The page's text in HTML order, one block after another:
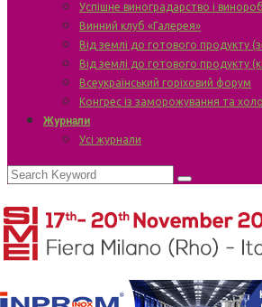
Успішне виноградарство і
Винний клуб «Галерея»
Від землі до готового продукту
Від землі до готового продукту
Всеукраїнський горіховий форум
Конгрес із заморожування та
Журнали
Усі журнали